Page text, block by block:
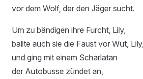
vor dem Wolf, der den Jäger sucht.
Um zu bändigen ihre Furcht, Lily,
ballte auch sie die Faust vor Wut, Lily,
und ging mit einem Scharlatan
der Autobusse zündet an,